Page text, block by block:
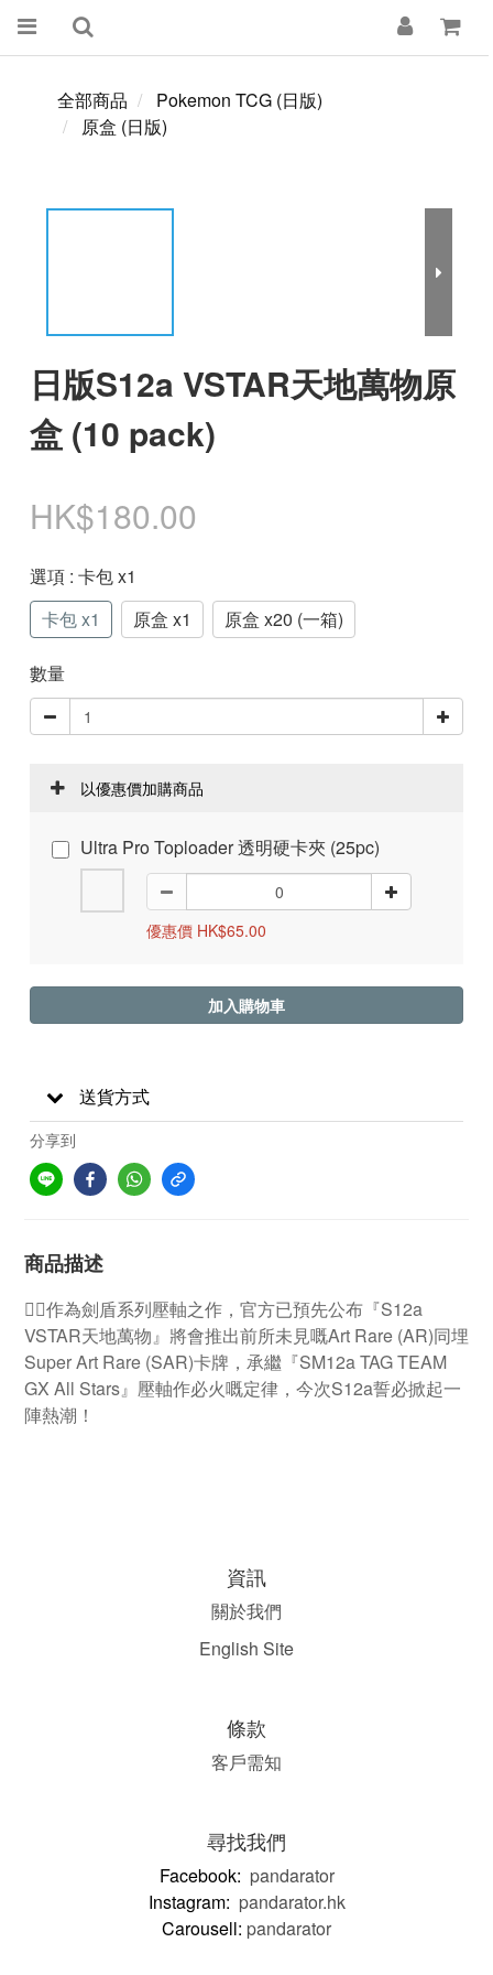
全部商品
Pokemon TCG (日版)
原盒 (日版)
日版S12a VSTAR天地萬物原
盒 (10 pack)
HK$180.00
選項 : 卡包 x1
卡包 x1
原盒 x1 原盒 x20 (一箱)
數量
以優惠價加購商品
Ultra Pro Toploader 透明硬卡夾 (25pc)
優惠價 HK$65.00
加入購物車
送貨方式
分享到
商品描述
👍🏻作為劍盾系列壓軸之作，官方已預先公布『S12a
VSTAR天地萬物』將會推出前所未見嘅Art Rare (AR)同埋
Super Art Rare (SAR)卡牌，承繼『SM12a TAG TEAM
GX All Stars』壓軸作必火嘅定律，今次S12a誓必掀起一
陣熱潮！
資訊
關於我們
English Site
條款
客戶需知
尋找我們
Facebook: pandarator
Instagram: pandarator.hk
Carousell: pandarator